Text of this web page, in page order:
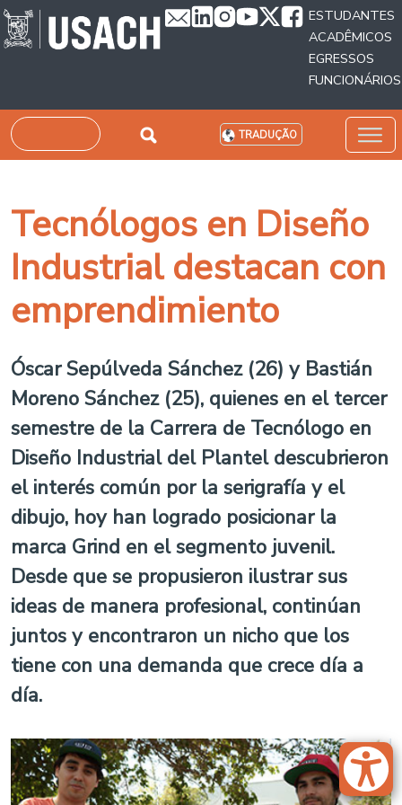
Passar para o conteúdo principal
ESTUDANTES
ACADÊMICOS
EGRESSOS
FUNCIONÁRIOS
Pesquisar TRADUÇÃO
Tecnólogos en Diseño
Industrial destacan con
emprendimiento
Óscar Sepúlveda Sánchez (26) y Bastián
Moreno Sánchez (25), quienes en el tercer
semestre de la Carrera de Tecnólogo en
Diseño Industrial del Plantel descubrieron
el interés común por la serigrafía y el
dibujo, hoy han logrado posicionar la
marca Grind en el segmento juvenil.
Desde que se propusieron ilustrar sus
ideas de manera profesional, continúan
juntos y encontraron un nicho que los
tiene con una demanda que crece día a
día.